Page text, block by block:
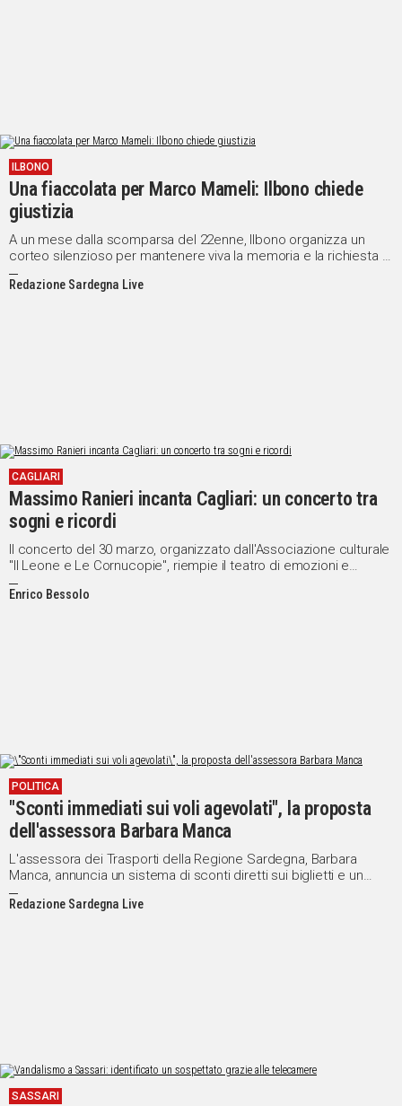
ILBONO
Una fiaccolata per Marco Mameli: Ilbono chiede
giustizia
A un mese dalla scomparsa del 22enne, Ilbono organizza un
corteo silenzioso per mantenere viva la memoria e la richiesta di
verità
Redazione Sardegna Live
CAGLIARI
Massimo Ranieri incanta Cagliari: un concerto tra
sogni e ricordi
Il concerto del 30 marzo, organizzato dall'Associazione culturale
"Il Leone e Le Cornucopie", riempie il teatro di emozioni e
nostalgia, confermando il talento senza tempo di Ranieri
Enrico Bessolo
POLITICA
"Sconti immediati sui voli agevolati", la proposta
dell'assessora Barbara Manca
L'assessora dei Trasporti della Regione Sardegna, Barbara
Manca, annuncia un sistema di sconti diretti sui biglietti e un
incremento delle risorse a 80 milioni per garantire un servizio di
qualità
Redazione Sardegna Live
SASSARI